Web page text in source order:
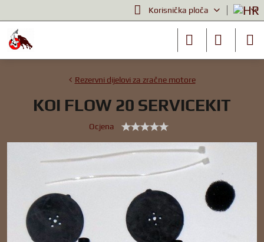
Korisnička ploča
Rezervni dijelovi za zračne motore
KOI FLOW 20 SERVICEKIT
Ocjena